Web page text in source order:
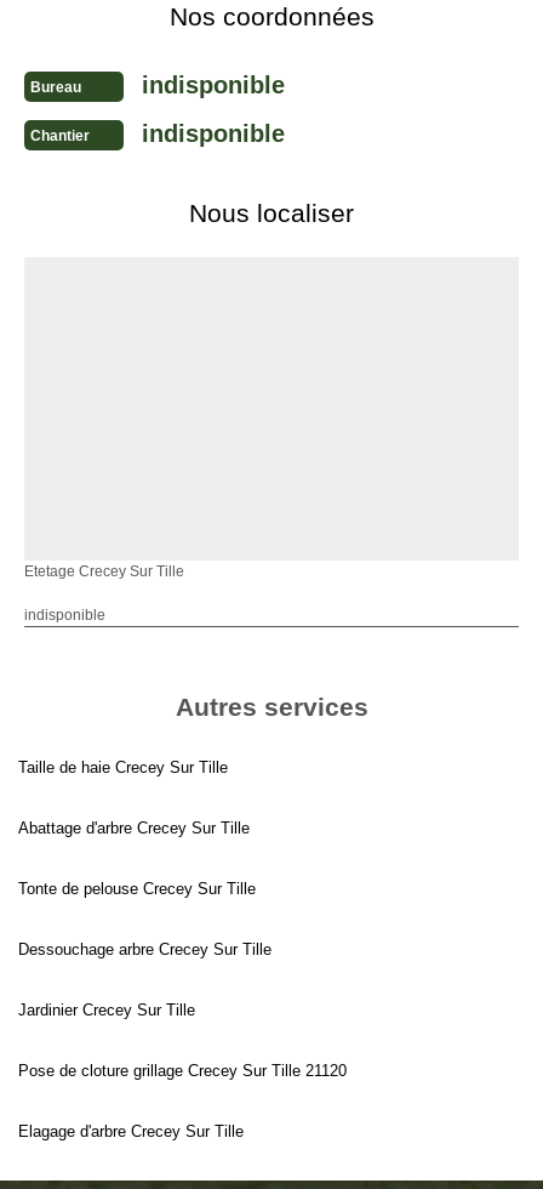
Nos coordonnées
Bureau indisponible
Chantier indisponible
Nous localiser
Etetage Crecey Sur Tille
indisponible
Autres services
Taille de haie Crecey Sur Tille
Abattage d'arbre Crecey Sur Tille
Tonte de pelouse Crecey Sur Tille
Dessouchage arbre Crecey Sur Tille
Jardinier Crecey Sur Tille
Pose de cloture grillage Crecey Sur Tille 21120
Elagage d'arbre Crecey Sur Tille